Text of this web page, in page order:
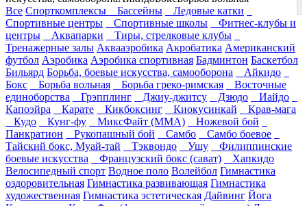
Все Спорткомплексы Бассейны
Ледовые катки
Спортивные центры
Спортивные школы
Фитнес-клубы и
центры
Аквапарки
Тиры, стрелковые клубы
Тренажерные залы Аквааэробика Акробатика Американский
футбол Аэробика Аэробика спортивная Бадминтон Баскетбол
Бильярд Борьба, боевые искусства, самооборона
Айкидо
Бокс
Борьба вольная Борьба греко-римская
Восточные
единоборства
Грэпплинг Джиу-джитсу Дзюдо
Иайдо
Капоэйра
Карате Кикбоксинг Киокусинкай
Крав-мага
Кудо
Кунг-фу МиксФайт (ММА)
Ножевой бой
Панкратион
Рукопашный бой Самбо
Самбо боевое
Тайский бокс, Муай-тай
Тэквондо Ушу
Филиппинские
боевые искусства
Французский бокс (сават)
Хапкидо
Велосипедный спорт Водное поло Волейбол Гимнастика
оздоровительная Гимнастика развивающая Гимнастика
художественная Гимнастика эстетическая Дайвинг Йога